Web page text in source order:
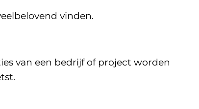
vinden.
van een bedrijf of project worden